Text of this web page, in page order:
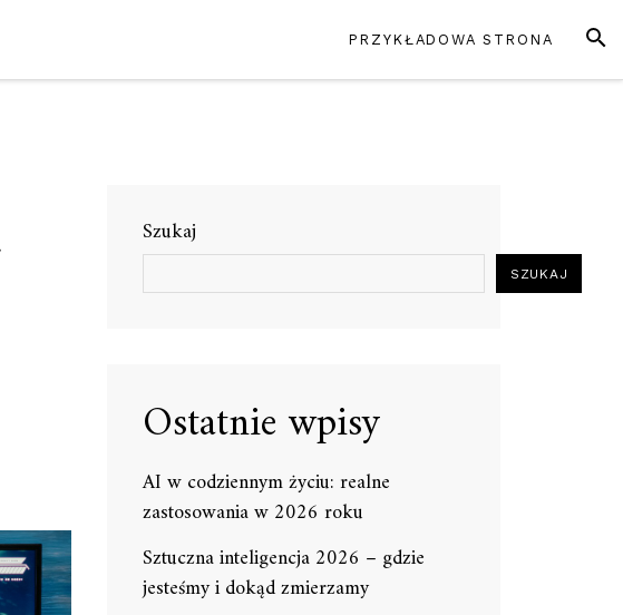
PRZYKŁADOWA STRONA
Szukaj
SZUKAJ
Ostatnie wpisy
AI w codziennym życiu: realne
zastosowania w 2026 roku
Sztuczna inteligencja 2026 – gdzie
jesteśmy i dokąd zmierzamy